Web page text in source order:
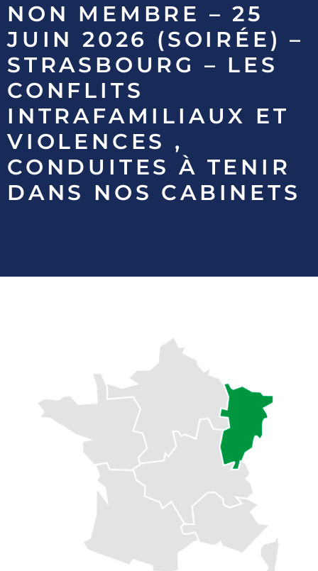
NON MEMBRE – 25
JUIN 2026 (SOIRÉE) –
STRASBOURG – LES
CONFLITS
INTRAFAMILIAUX ET
VIOLENCES ,
CONDUITES À TENIR
DANS NOS CABINETS